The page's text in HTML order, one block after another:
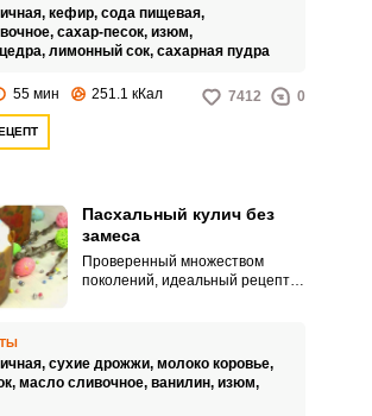
в рецепте не используются,
выпечка все равно получается
изумительно вкусной и
воздушной, с умеренной
кефир, сода пищевая,
сахар-песок, изюм,
лимонный сок, сахарная пудра
55 мин 251.1 кКал 7412 0
Пасхальный кулич без
замеса
Проверенный множеством
поколений, идеальный рецепт –
длительную расстойку теста.
сухие дрожжи, молоко коровье,
масло сливочное, ванилин, изюм,